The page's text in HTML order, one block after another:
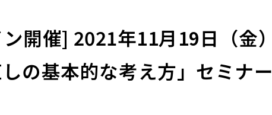
開催] 2021年11月19日（金）
しの基本的な考え方」セミナー